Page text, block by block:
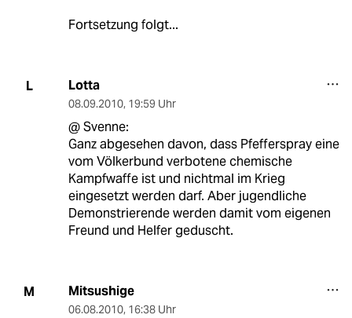
Fortsetzung folgt...
L Lotta
08.09.2010, 19:59 Uhr
@ Svenne:
Ganz abgesehen davon, dass Pfefferspray eine
vom Völkerbund verbotene chemische
Kampfwaffe ist und nichtmal im Krieg
eingesetzt werden darf. Aber jugendliche
Demonstrierende werden damit vom eigenen
Freund und Helfer geduscht.
M Mitsushige
06.08.2010, 16:38 Uhr